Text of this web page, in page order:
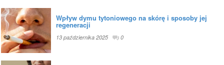
Wpływ dymu tytoniowego na skórę i sposoby jej
regeneracji
13 października 2025 0